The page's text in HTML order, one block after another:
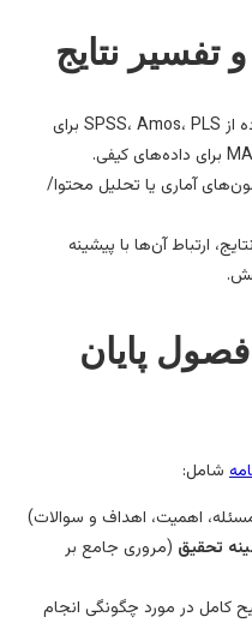
نتایج
استفاده از SPSS، Amos، PLS برای
آماری یا تحلیل محتوا/
آن‌ها با پیشینه
پایان
اهمیت، اهداف و سوالات)
(مروری جامع بر
در مورد چگونگی انجام